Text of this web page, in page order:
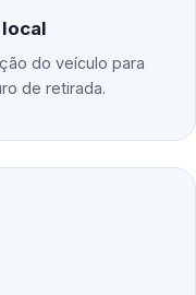
do veículo para
de retirada.